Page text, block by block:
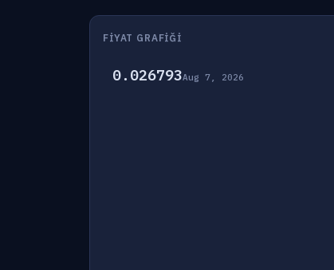
FIYAT GRAFIĞI
0.026793Aug 7, 2026